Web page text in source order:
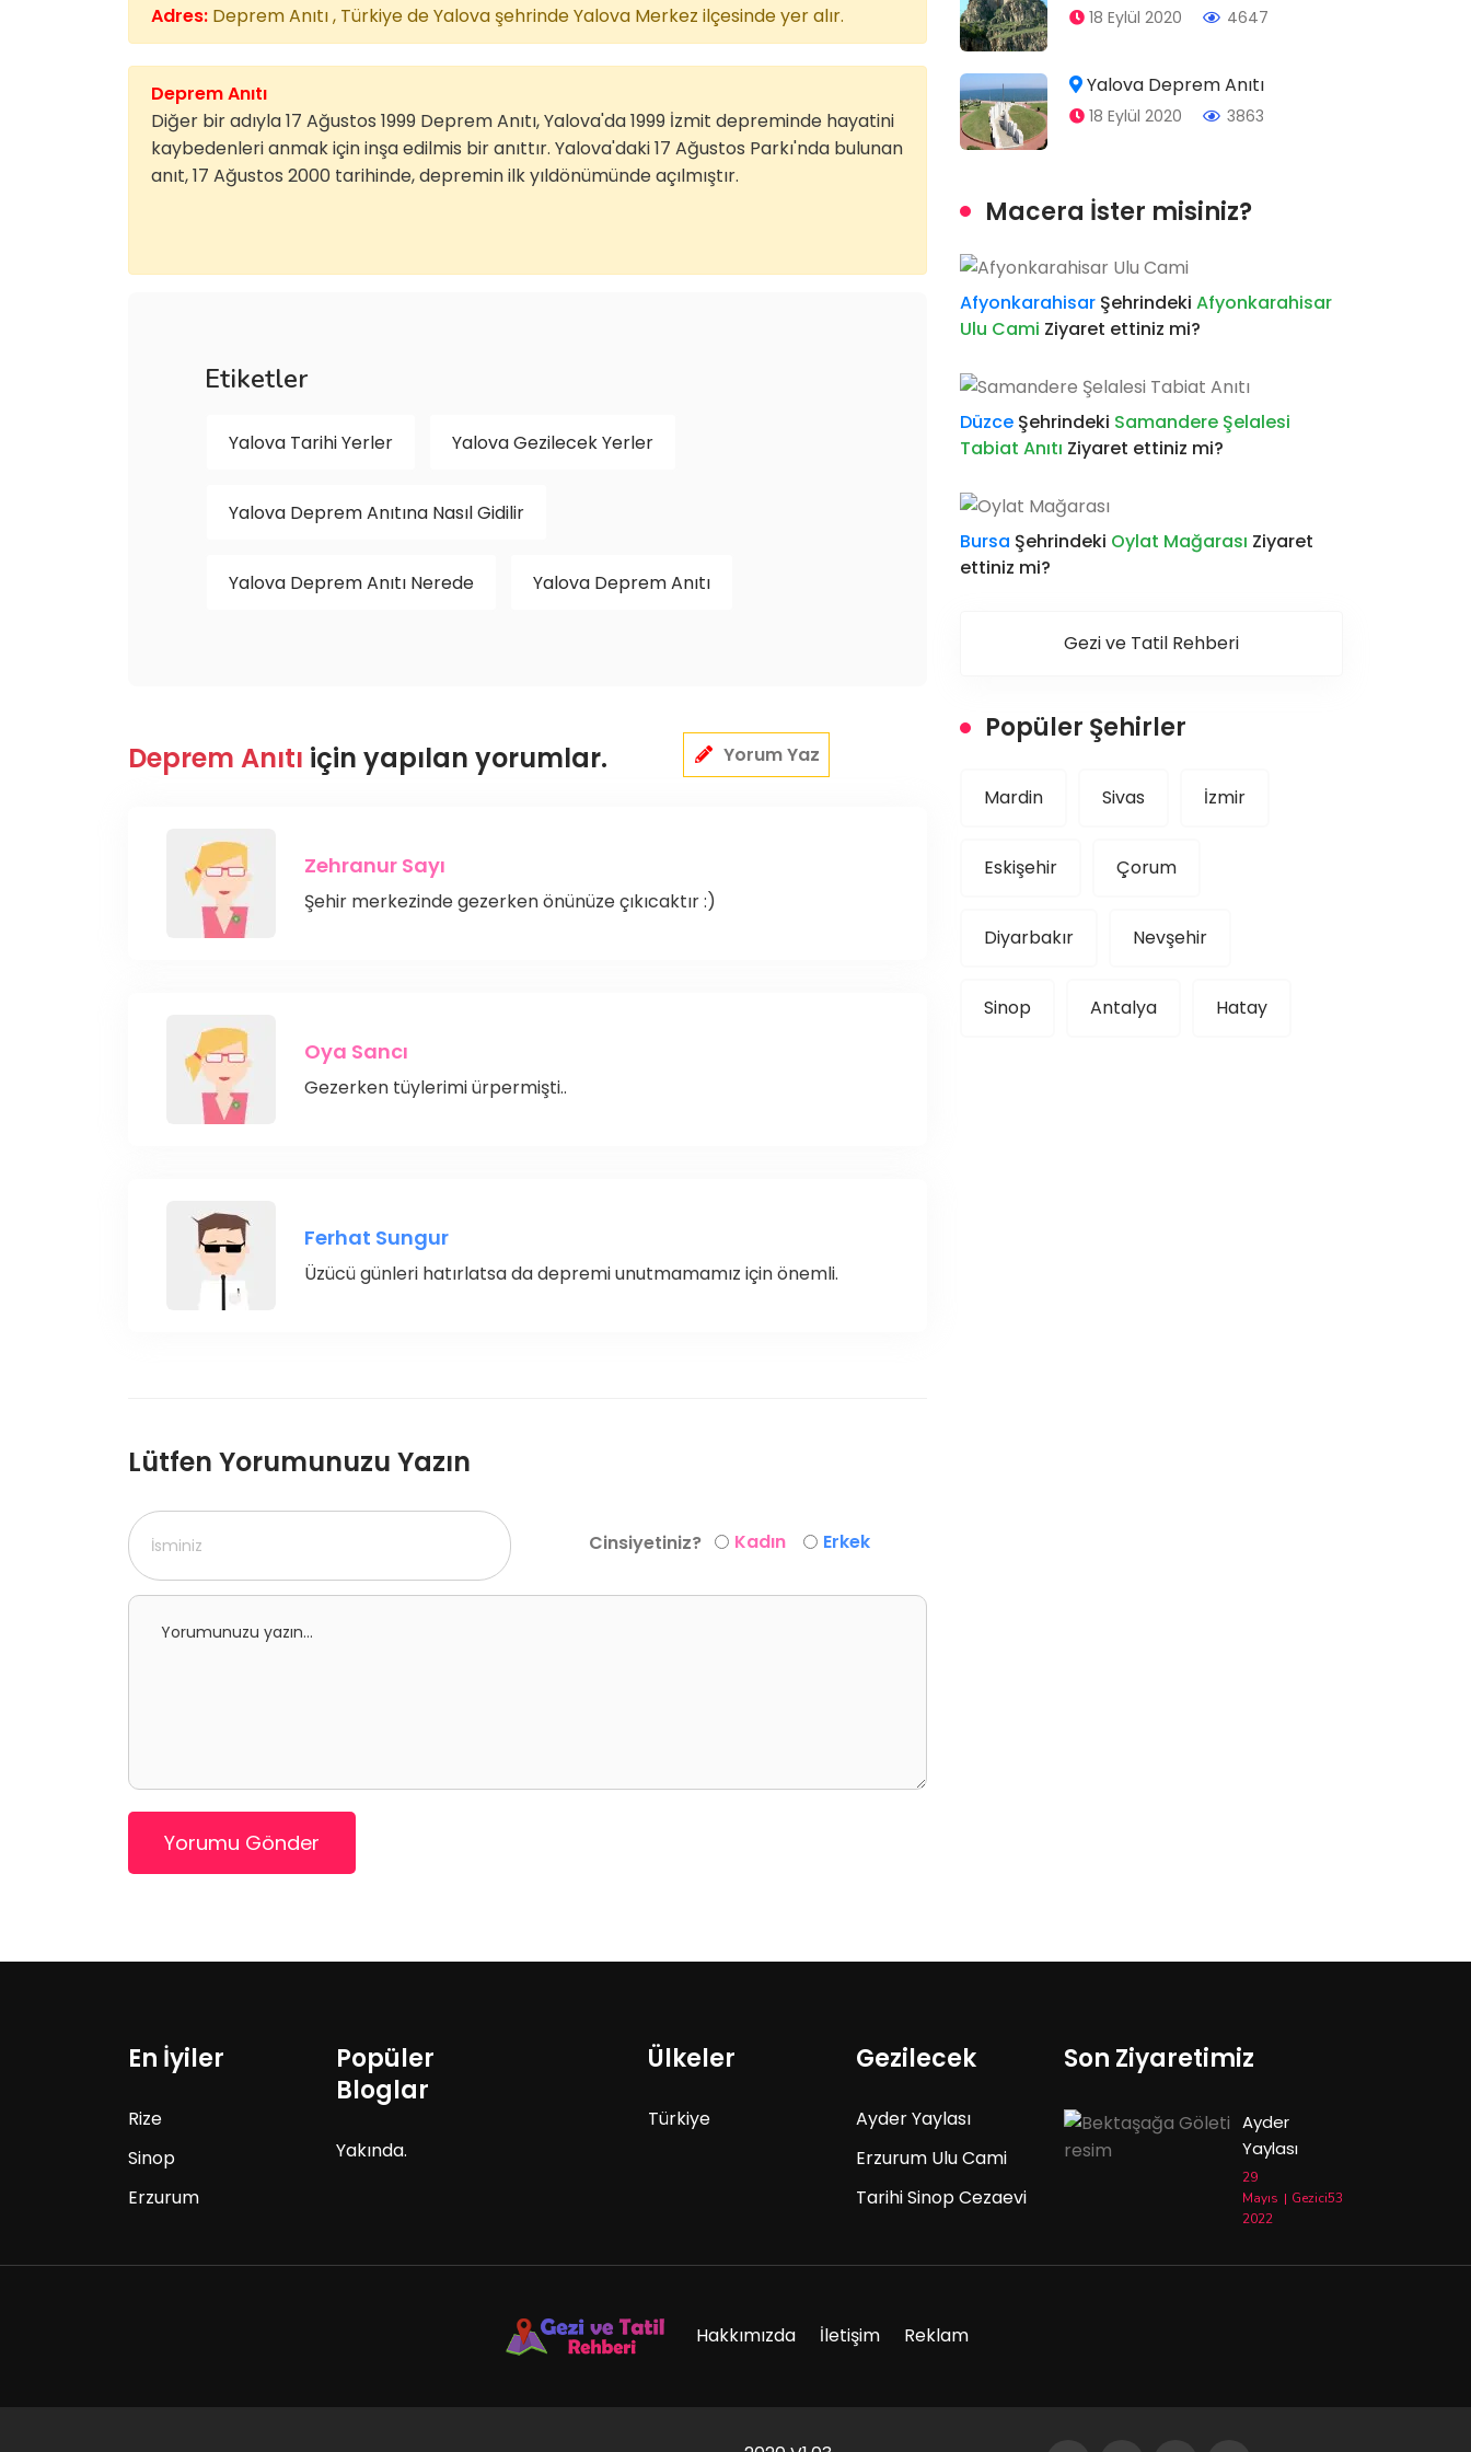
Adres: Deprem Anıtı , Türkiye de Yalova şehrinde Yalova Merkez ilçesinde yer alır.
Deprem Anıtı
Diğer bir adıyla 17 Ağustos 1999 Deprem Anıtı, Yalova'da 1999 İzmit depreminde hayatini
kaybedenleri anmak için inşa edilmis bir anıttır. Yalova'daki 17 Ağustos Parkı'nda bulunan
anıt, 17 Ağustos 2000 tarihinde, depremin ilk yıldönümünde açılmıştır.
Etiketler
Yalova Tarihi Yerler Yalova Gezilecek Yerler
Yalova Deprem Anıtına Nasıl Gidilir
Yalova Deprem Anıtı Nerede Yalova Deprem Anıtı
Deprem Anıtı için yapılan yorumlar. Yorum Yaz
Zehranur Sayı
Şehir merkezinde gezerken önünüze çıkıcaktır :)
Oya Sancı
Gezerken tüylerimi ürpermişti..
Ferhat Sungur
Üzücü günleri hatırlatsa da depremi unutmamamız için önemli.
Lütfen Yorumunuzu Yazın
Cinsiyetiniz? Kadın Erkek
Yorumu Gönder
18 Eylül 2020 4647
Yalova Deprem Anıtı
18 Eylül 2020 3863
Macera İster misiniz?
Afyonkarahisar Şehrindeki Afyonkarahisar
Ulu Cami Ziyaret ettiniz mi?
Düzce Şehrindeki Samandere Şelalesi
Tabiat Anıtı Ziyaret ettiniz mi?
Bursa Şehrindeki Oylat Mağarası Ziyaret
ettiniz mi?
Gezi ve Tatil Rehberi
Popüler Şehirler
Mardin Sivas İzmir
Eskişehir Çorum
Diyarbakır Nevşehir
Sinop Antalya Hatay
En İyiler
Rize
Sinop
Erzurum
Popüler
Bloglar
Yakında.
Ülkeler
Türkiye
Gezilecek
Ayder Yaylası
Erzurum Ulu Cami
Tarihi Sinop Cezaevi
Son Ziyaretimiz
Ayder
Yaylası
29
Mayıs
2022
Gezici53
Hakkımızda İletişim Reklam